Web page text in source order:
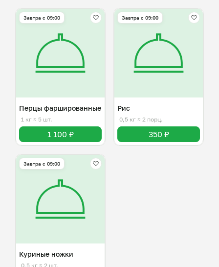
Завтра c 09:00
Перцы фаршированные
1 кг ≈ 5 шт.
1 100 ₽
Завтра c 09:00
Рис
0,5 кг ≈ 2 порц.
350 ₽
Завтра c 09:00
Куриные ножки
0,5 кг ≈ 2 шт.